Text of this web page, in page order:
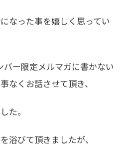
なった事を嬉しく思ってい
バー限定メルマガに書かない
なくお話させて頂き、
た。
浴びて頂きましたが、